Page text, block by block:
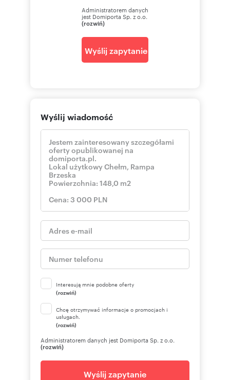
Administratorem danych
jest Domiporta Sp. z o.o.
(rozwiń)
Wyślij zapytanie
Wyślij wiadomość
Interesują mnie podobne oferty
(rozwiń)
Chcę otrzymywać informacje o promocjach i
usługach.
(rozwiń)
Administratorem danych jest Domiporta Sp. z o.o.
(rozwiń)
Wyślij zapytanie